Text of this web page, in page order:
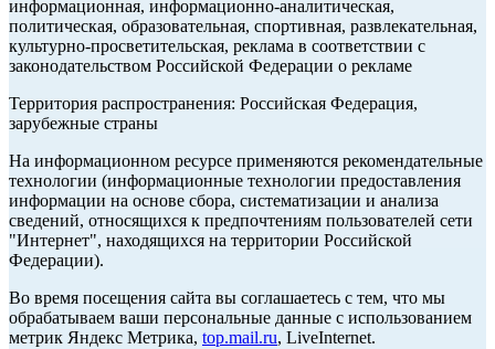
информационная, информационно-аналитическая,
политическая, образовательная, спортивная, развлекательная,
культурно-просветительская, реклама в соответствии с
законодательством Российской Федерации о рекламе
Территория распространения: Российская Федерация,
зарубежные страны
На информационном ресурсе применяются рекомендательные
технологии (информационные технологии предоставления
информации на основе сбора, систематизации и анализа
сведений, относящихся к предпочтениям пользователей сети
"Интернет", находящихся на территории Российской
Федерации).
Во время посещения сайта вы соглашаетесь с тем, что мы
обрабатываем ваши персональные данные с использованием
метрик Яндекс Метрика, top.mail.ru, LiveInternet.